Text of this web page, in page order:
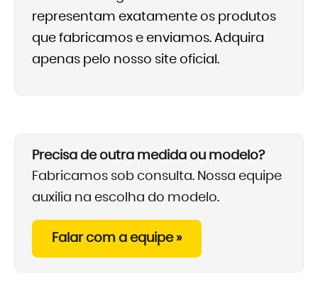
representam exatamente os produtos
que fabricamos e enviamos. Adquira
apenas pelo nosso site oficial.
Precisa de outra medida ou modelo?
Fabricamos sob consulta. Nossa equipe
auxilia na escolha do modelo.
Falar com a equipe »